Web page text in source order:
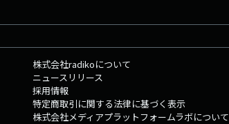
株式会社radikoについて
ニュースリリース
採用情報
特定商取引に関する法律に基づく表示
株式会社メディアプラットフォームラボについて